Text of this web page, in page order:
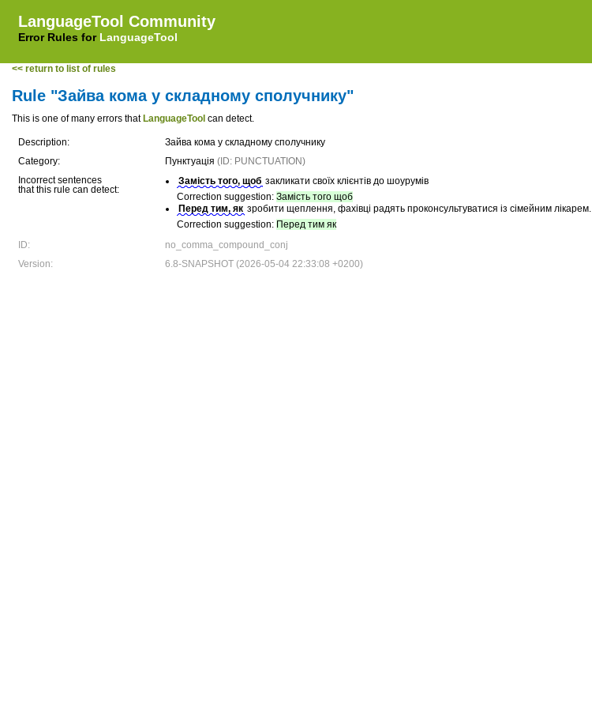
LanguageTool Community
Error Rules for LanguageTool
<< return to list of rules
Rule "Зайва кома у складному сполучнику"
This is one of many errors that LanguageTool can detect.
Description:
Зайва кома у складному сполучнику
Category:
Пунктуація (ID: PUNCTUATION)
Incorrect sentences
that this rule can detect:
Замість того, щоб закликати своїх клієнтів до шоурумів
Correction suggestion: Замість того щоб
Перед тим, як зробити щеплення, фахівці радять проконсультуватися із сімейним лікарем.
Correction suggestion: Перед тим як
ID:
no_comma_compound_conj
Version:
6.8-SNAPSHOT (2026-05-04 22:33:08 +0200)